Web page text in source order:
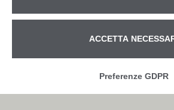
Betto Macchine S.r.l. – Ufficio e
+39 049.632351 – e-mail:
IVA 00792190282 – R.E.A. PD n.
R.I. Padova n. 00792190282 | Cap.
Privacy| © 2026 All Rights
ACCETTA
Preferenze GDPR